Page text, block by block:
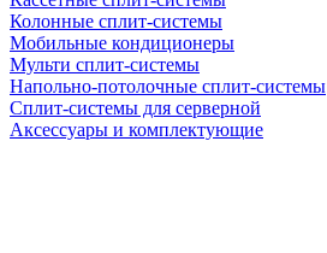
Колонные сплит-системы
Мобильные кондиционеры
Мульти сплит-системы
Напольно-потолочные сплит-системы
Сплит-системы для серверной
Аксессуары и комплектующие